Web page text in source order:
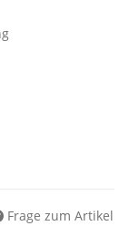
Frage zum Artikel